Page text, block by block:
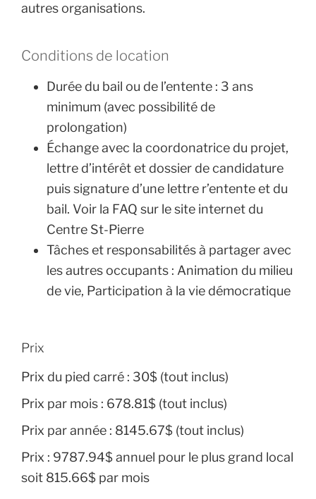
autres organisations.
Conditions de location
Durée du bail ou de l’entente : 3 ans
minimum (avec possibilité de
prolongation)
Échange avec la coordonatrice du projet,
lettre d’intérêt et dossier de candidature
puis signature d’une lettre r’entente et du
bail. Voir la FAQ sur le site internet du
Centre St-Pierre
Tâches et responsabilités à partager avec
les autres occupants : Animation du milieu
de vie, Participation à la vie démocratique
Prix
Prix du pied carré : 30$ (tout inclus)
Prix par mois : 678.81$ (tout inclus)
Prix par année : 8145.67$ (tout inclus)
Prix : 9787.94$ annuel pour le plus grand local
soit 815.66$ par mois